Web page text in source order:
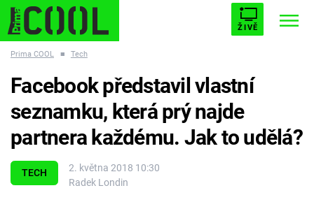
ŽIVĚ
ESCAPE PLNEJ KOTEL AVENGERS 5
Témata
Prima COOL ■ Tech
TECH
2. května 2018 10:30
Radek Londin
Facebook představil vlastní
seznamku, která prý najde
partnera každému. Jak to udělá?